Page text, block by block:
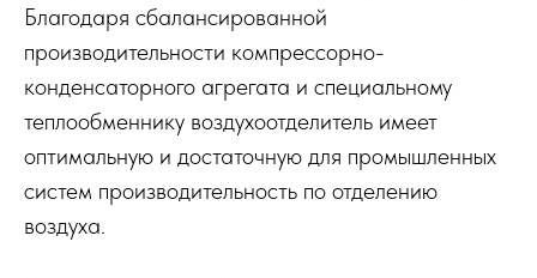
Благодаря сбалансированной
производительности компрессорно-
конденсаторного агрегата и специальному
теплообменнику воздухоотделитель имеет
оптимальную и достаточную для промышленных
систем производительность по отделению
воздуха.